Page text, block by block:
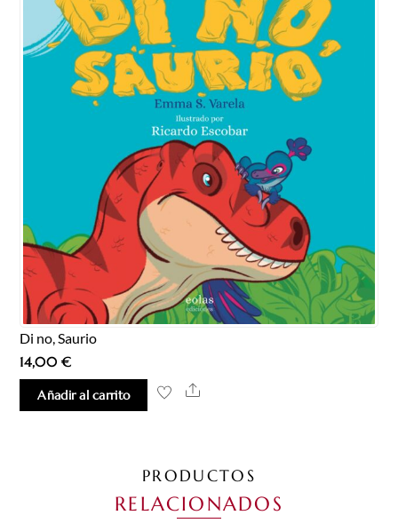
Di no, Saurio
14,00€
Añadir al carrito Share
PRODUCTOS
RELACIONADOS